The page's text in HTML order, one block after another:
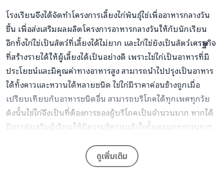
โรงเรียนจึงได้จัดทำโครงการเลี้ยงไก่พันธุ์ไข่เพื่ออาหารกลางวัน
ขึ้น เพื่อส่งเสริมผลผลิตโครงการอาหารกลางวันให้กับนักเรียน
อีกทั้งไก่ไข่เป็นสัตว์ที่เลี้ยงได้ไม่ยาก และไก่ไข่ยังเป็นสัตว์เศรษฐกิจ
ที่สร้างรายได้ให้ผู้เลี้ยงได้เป็นอย่างดี เพราะไข่ไก่เป็นอาหารที่มี
ประโยชน์และมีคุณค่าทางอาหารสูง สามารถนำไปปรุงเป็นอาหาร
ได้ทั้งคาวและหวานได้หลายชนิด ไข่ไก่มีราคาค่อนข้างถูกเมื่อ
เปรียบเทียบกับอาหารชนิดอื่น สามารถบริโภคได้ทุกเพศทุกวัย
ดังนั้นไข่ไก่จึงเป็นที่ต้องการของผู้บริโภคเป็นจำนวนมาก หากได้
มีการส่งเสริมผู้เรียนให้มีความรู้ความเข้าใจขั้นตอนกระบวนการ
และนำไปเป็นแนวทางในการประกอบอาชีพในอนาคตได้อย่าง
ดูเพิ่มเติม